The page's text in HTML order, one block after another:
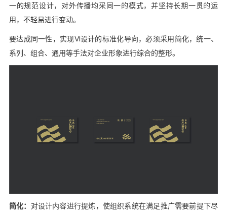
一的规范设计，对外传播均采同一的模式，并坚持长期一贯的运
用，不轻易进行变动。
要达成同一性，实现VI设计的标准化导向，必须采用简化，统一、
系列、组合、通用等手法对企业形象进行综合的整形。
简化： 对设计内容进行提炼，使组织系统在满足推广需要前提下尽